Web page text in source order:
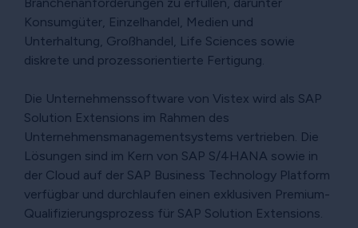
Konsumgüter, Einzelhandel, Medien und
Unterhaltung, Großhandel, Life Sciences sowie
diskrete und prozessorientierte Fertigung.
Die Unternehmenssoftware von Vistex wird als SAP
Solution Extensions im Rahmen des
Unternehmensmanagementsystems vertrieben. Die
Lösungen sind im Kern von SAP S/4HANA sowie in
der Cloud auf der SAP Business Technology Platform
verfügbar und durchlaufen einen exklusiven Premium-
Qualifizierungsprozess für SAP Solution Extensions.